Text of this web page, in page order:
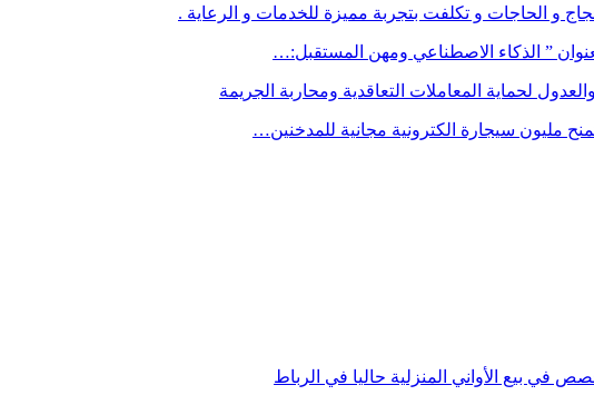
و الحاجات و تكلفت بتجربة مميزة للخدمات و الرعاية .
لحماية المعاملات التعاقدية ومحاربة الجريمة
مليون سيجارة الكترونية مجانية للمدخنين…
في بيع الأواني المنزلية حاليا في الرباط